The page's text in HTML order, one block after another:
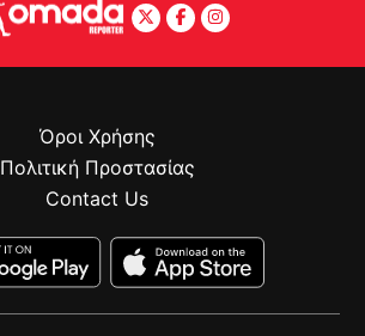
Όροι Χρήσης
Πολιτική Προστασίας
Contact Us